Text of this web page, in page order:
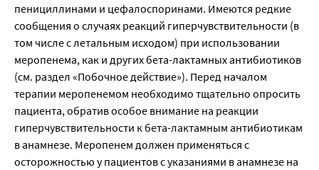
пенициллинами и цефалоспоринами. Имеются редкие
сообщения о случаях реакций гиперчувствительности (в
том числе с летальным исходом) при использовании
меропенема, как и других бета-лактамных антибиотиков
(см. раздел «Побочное действие»). Перед началом
терапии меропенемом необходимо тщательно опросить
пациента, обратив особое внимание на реакции
гиперчувствительности к бета-лактамным антибиотикам
в анамнезе. Меропенем должен применяться с
осторожностью у пациентов с указаниями в анамнезе на